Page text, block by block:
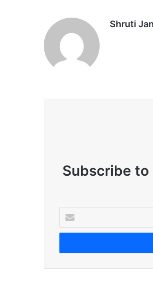
Shruti
Subscribe
your
Email